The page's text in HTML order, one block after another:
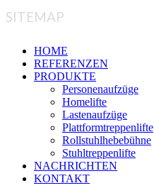
SITEMAP
HOME
REFERENZEN
PRODUKTE
Personenaufzüge
Homelifte
Lastenaufzüge
Plattformtreppenlifte
Rollstuhlhebebühne
Stuhltreppenlifte
NACHRICHTEN
KONTAKT